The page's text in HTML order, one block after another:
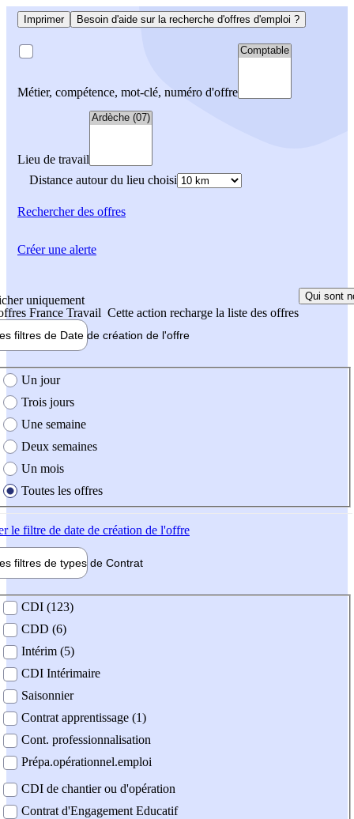
Imprimer Besoin d'aide sur la recherche d'offres d'emploi ?
Métier, compétence, mot-clé, numéro d'offre
Lieu de travail
Distance autour du lieu choisi
Rechercherdes offres
uniquement
France Travail Cette action recharge la liste des offres
Qui sont
filtres de Date de création de l'offre
création de l'offre
Un jour
Trois jours
Une semaine
Deux semaines
Un mois
Toutes les offres
le filtre de date de création de l'offre
filtres de types de Contrat
contrat
CDI (123)
CDD (6)
Intérim (5)
CDI Intérimaire
Saisonnier
Contrat apprentissage (1)
Cont. professionnalisation
Prépa.opérationnel.emploi
CDI de chantier ou d'opération
Contrat d'Engagement Educatif
Créer une alerte